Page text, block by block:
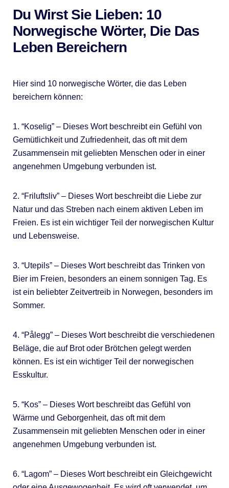
Du Wirst Sie Lieben: 10
Norwegische Wörter, Die Das
Leben Bereichern
Hier sind 10 norwegische Wörter, die das Leben
bereichern können:
1. “Koselig” – Dieses Wort beschreibt ein Gefühl von
Gemütlichkeit und Zufriedenheit, das oft mit dem
Zusammensein mit geliebten Menschen oder in einer
angenehmen Umgebung verbunden ist.
2. “Friluftsliv” – Dieses Wort beschreibt die Liebe zur
Natur und das Streben nach einem aktiven Leben im
Freien. Es ist ein wichtiger Teil der norwegischen Kultur
und Lebensweise.
3. “Utepils” – Dieses Wort beschreibt das Trinken von
Bier im Freien, besonders an einem sonnigen Tag. Es
ist ein beliebter Zeitvertreib in Norwegen, besonders im
Sommer.
4. “Pålegg” – Dieses Wort beschreibt die verschiedenen
Beläge, die auf Brot oder Brötchen gelegt werden
können. Es ist ein wichtiger Teil der norwegischen
Esskultur.
5. “Kos” – Dieses Wort beschreibt das Gefühl von
Wärme und Geborgenheit, das oft mit dem
Zusammensein mit geliebten Menschen oder in einer
angenehmen Umgebung verbunden ist.
6. “Lagom” – Dieses Wort beschreibt ein Gleichgewicht